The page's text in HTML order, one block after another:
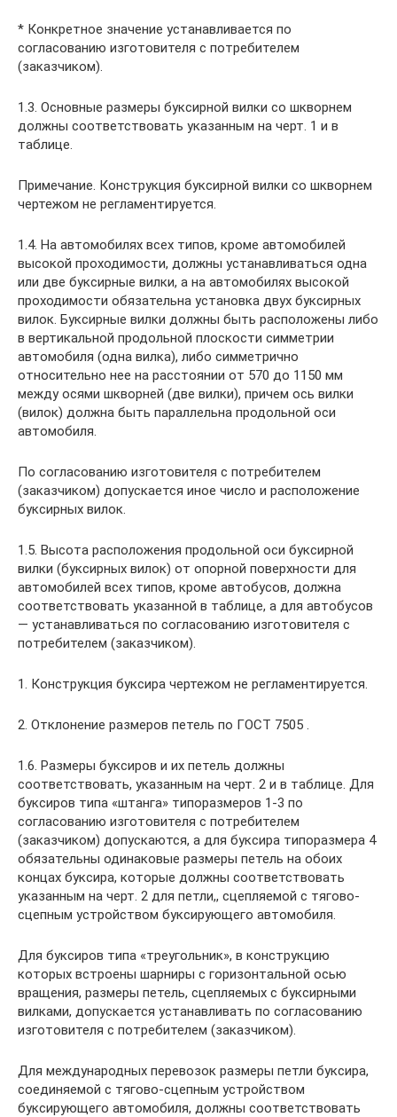
* Конкретное значение устанавливается по
согласованию изготовителя с потребителем
(заказчиком).
1.3. Основные размеры буксирной вилки со шкворнем
должны соответствовать указанным на черт. 1 и в
таблице.
Примечание. Конструкция буксирной вилки со шкворнем
чертежом не регламентируется.
1.4. На автомобилях всех типов, кроме автомобилей
высокой проходимости, должны устанавливаться одна
или две буксирные вилки, а на автомобилях высокой
проходимости обязательна установка двух буксирных
вилок. Буксирные вилки должны быть расположены либо
в вертикальной продольной плоскости симметрии
автомобиля (одна вилка), либо симметрично
относительно нее на расстоянии от 570 до 1150 мм
между осями шкворней (две вилки), причем ось вилки
(вилок) должна быть параллельна продольной оси
автомобиля.
По согласованию изготовителя с потребителем
(заказчиком) допускается иное число и расположение
буксирных вилок.
1.5. Высота расположения продольной оси буксирной
вилки (буксирных вилок) от опорной поверхности для
автомобилей всех типов, кроме автобусов, должна
соответствовать указанной в таблице, а для автобусов
— устанавливаться по согласованию изготовителя с
потребителем (заказчиком).
1. Конструкция буксира чертежом не регламентируется.
2. Отклонение размеров петель по ГОСТ 7505 .
1.6. Размеры буксиров и их петель должны
соответствовать, указанным на черт. 2 и в таблице. Для
буксиров типа «штанга» типоразмеров 1-3 по
согласованию изготовителя с потребителем
(заказчиком) допускаются, а для буксира типоразмера 4
обязательны одинаковые размеры петель на обоих
концах буксира, которые должны соответствовать
указанным на черт. 2 для петли,, сцепляемой с тягово-
сцепным устройством буксирующего автомобиля.
Для буксиров типа «треугольник», в конструкцию
которых встроены шарниры с горизонтальной осью
вращения, размеры петель, сцепляемых с буксирными
вилками, допускается устанавливать по согласованию
изготовителя с потребителем (заказчиком).
Для международных перевозок размеры петли буксира,
соединяемой с тягово-сцепным устройством
буксирующего автомобиля, должны соответствовать